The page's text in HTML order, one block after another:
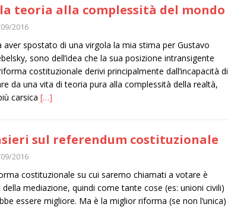
teoria alla complessità del mondo
2016
aver spostato di una virgola la mia stima per Gustavo
sono dell’idea che la sua posizione intransigente
costituzionale derivi principalmente dall’incapacità di
da una vita di teoria pura alla complessità della realtà,
carsica […]
sul referendum costituzionale
2016
costituzionale su cui saremo chiamati a votare è
mediazione, quindi come tante cose (es: unioni civili)
essere migliore. Ma è la miglior riforma (se non l’unica)